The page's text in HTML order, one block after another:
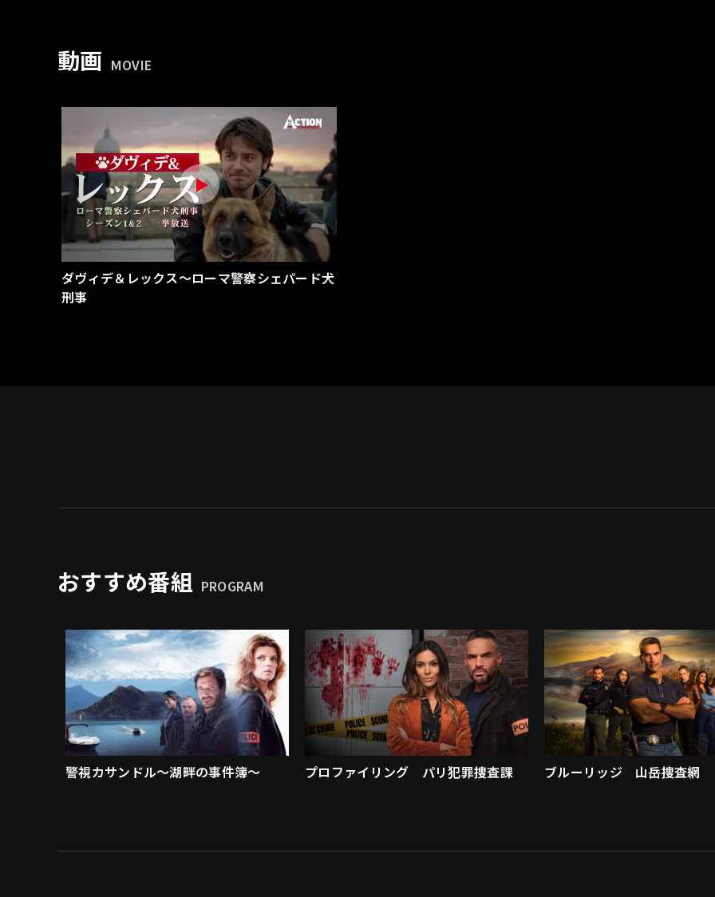
動画 MOVIE
ダヴィデ＆レックス～ローマ警察シェパード犬
刑事
おすすめ番組 PROGRAM
警視カサンドル～湖畔の事件簿～ プロファイリング パリ犯罪捜査課 ブルーリッジ 山岳捜査網